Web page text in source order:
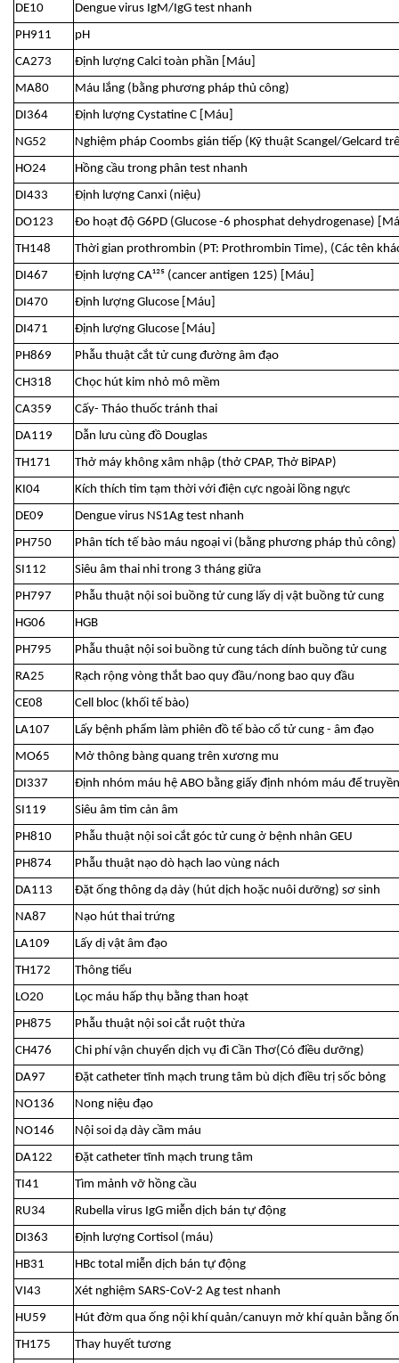
DE10
Dengue virus IgM/IgG test nhanh
PH911
pH
CA273
Định lượng Calci toàn phần [Máu]
MA80
Máu lắng (bằng phương pháp thủ công)
DI364
Định lượng Cystatine C [Máu]
NG52
Nghiệm pháp Coombs gián tiếp (Kỹ thuật Scangel/Gelcard
HO24
Hồng cầu trong phân test nhanh
DI433
Định lượng Canxi (niệu)
DO123
Đo hoạt độ G6PD (Glucose -6 phosphat dehydrogenase)
TH148
Thời gian prothrombin (PT: Prothrombin Time), (Các tên
DI467
Định lượng CA¹²⁵ (cancer antigen 125) [Máu]
DI470
Định lượng Glucose [Máu]
DI471
Định lượng Glucose [Máu]
PH869
Phẫu thuật cắt tử cung đường âm đạo
CH318
Chọc hút kim nhỏ mô mềm
CA359
Cấy- Tháo thuốc tránh thai
DA119
Dẫn lưu cùng đồ Douglas
TH171
Thở máy không xâm nhập (thở CPAP, Thở BiPAP)
KI04
Kích thích tim tạm thời với điện cực ngoài lồng ngực
DE09
Dengue virus NS1Ag test nhanh
PH750
Phân tích tế bào máu ngoại vi (bằng phương pháp thủ công)
SI112
Siêu âm thai nhi trong 3 tháng giữa
PH797
Phẫu thuật nội soi buồng tử cung lấy dị vật buồng tử cung
HG06
HGB
PH795
Phẫu thuật nội soi buồng tử cung tách dính buồng tử cung
RA25
Rạch rộng vòng thắt bao quy đầu/nong bao quy đầu
CE08
Cell bloc (khối tế bào)
LA107
Lấy bệnh phẩm làm phiên đồ tế bào cổ tử cung - âm đạo
MO65
Mở thông bàng quang trên xương mu
DI337
Định nhóm máu hệ ABO bằng giấy định nhóm máu để
SI119
Siêu âm tim cản âm
PH810
Phẫu thuật nội soi cắt góc tử cung ở bệnh nhân GEU
PH874
Phẫu thuật nạo dò hạch lao vùng nách
DA113
Đặt ống thông dạ dày (hút dịch hoặc nuôi dưỡng) sơ sinh
NA87
Nạo hút thai trứng
LA109
Lấy dị vật âm đạo
TH172
Thông tiểu
LO20
Lọc máu hấp thụ bằng than hoạt
PH875
Phẫu thuật nội soi cắt ruột thừa
CH476
Chi phí vận chuyển dịch vụ đi Cần Thơ(Có điều dưỡng)
DA97
Đặt catheter tĩnh mạch trung tâm bù dịch điều trị sốc bỏng
NO136
Nong niệu đạo
NO146
Nội soi dạ dày cầm máu
DA122
Đặt catheter tĩnh mạch trung tâm
TI41
Tìm mảnh vỡ hồng cầu
RU34
Rubella virus IgG miễn dịch bán tự động
DI363
Định lượng Cortisol (máu)
HB31
HBc total miễn dịch bán tự động
VI43
Xét nghiệm SARS-CoV-2 Ag test nhanh
HU59
Hút đờm qua ống nội khí quản/canuyn mở khí quản bằng
TH175
Thay huyết tương